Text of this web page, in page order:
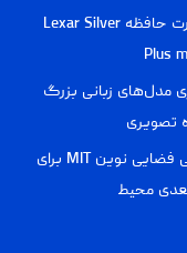
بررسی کارت حافظه Lexar Silver
Plus
مدل‌های زبانی بزرگ
تصویری
مدل صوتی فضایی نوین MIT برای
محیط